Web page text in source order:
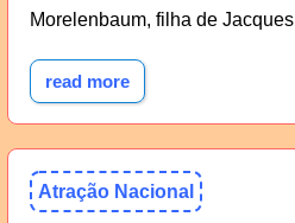
Morelenbaum, filha de
read more
Atração Nacional